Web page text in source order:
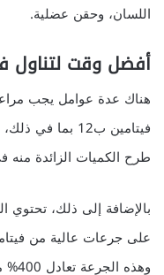
اللسان، وحقن عضلية.
أفضل وقت لتناول
هناك عدة عوامل يجب
فيتامين ب12
طرح الكميات الزائدة منه
بالإضافة إلى ذلك، تحتوي